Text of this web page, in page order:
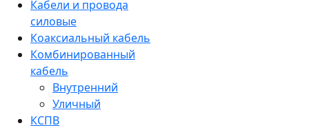
Кабели и провода
силовые
Коаксиальный кабель
Комбинированный
кабель
Внутренний
Уличный
КСПВ